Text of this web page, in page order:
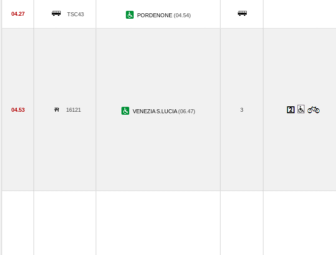
04.27 TSC43 PORDENONE (04.54)
04.53 16121 VENEZIA S.LUCIA(06.47) 3